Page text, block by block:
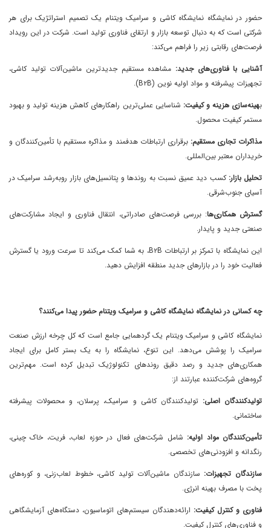
حضور در نمایشگاه نمایشگاه کاشی و سرامیک ویتنام یک تصمیم استراتژیک برای هر
شرکتی است که به دنبال توسعه بازار و ارتقای فناوری تولید است. شرکت در این رویداد
فرصت‌های رقابتی زیر را فراهم می‌کند:
آشنایی با فناوری‌های جدید: مشاهده مستقیم جدیدترین ماشین‌آلات تولید کاشی،
تجهیزات پیشرفته و مواد اولیه نوین (B٢B
).
بهینه‌سازی هزینه و کیفیت: شناسایی عملی‌ترین راهکارهای کاهش هزینه تولید و بهبود
مستمر کیفیت محصول.
مذاکرات تجاری مستقیم: برقراری ارتباطات هدفمند و مذاکره مستقیم با تأمین‌کنندگان و
خریداران معتبر بین‌المللی.
تحلیل بازار: کسب دید عمیق نسبت به روندها و پتانسیل‌های بازار رو‌به‌رشد سرامیک در
آسیای جنوب‌شرقی.
گسترش همکاری‌ها: بررسی فرصت‌های صادراتی، انتقال فناوری و ایجاد مشارکت‌های
صنعتی جدید و پایدار.
این نمایشگاه با تمرکز بر ارتباطات B٢B
، به شما کمک می‌کند تا سرعت ورود یا گسترش
فعالیت خود را در بازارهای جدید منطقه افزایش دهید.
چه کسانی در نمایشگاه نمایشگاه کاشی و سرامیک ویتنام حضور پیدا می‌کنند؟
نمایشگاه کاشی و سرامیک ویتنام یک گردهمایی جامع است که کل چرخه ارزش صنعت
سرامیک را پوشش می‌دهد. این تنوع، نمایشگاه را به یک بستر کامل برای ایجاد
همکاری‌های جدید و رصد دقیق روندهای تکنولوژیک تبدیل کرده است. مهم‌ترین
گروه‌های شرکت‌کننده عبارتند از:
تولیدکنندگان اصلی: تولیدکنندگان کاشی و سرامیک، پرسلان، و محصولات پیشرفته
ساختمانی.
تأمین‌کنندگان مواد اولیه: شامل شرکت‌های فعال در حوزه لعاب، فریت، خاک چینی،
رنگدانه و افزودنی‌های تخصصی.
سازندگان تجهیزات: سازندگان ماشین‌آلات تولید کاشی، خطوط لعاب‌زنی، و کوره‌های
پخت با مصرف بهینه انرژی.
فناوری و کنترل کیفیت: ارائه‌دهندگان سیستم‌های اتوماسیون، دستگاه‌های آزمایشگاهی
و فناوری‌های کنترل کیفیت.